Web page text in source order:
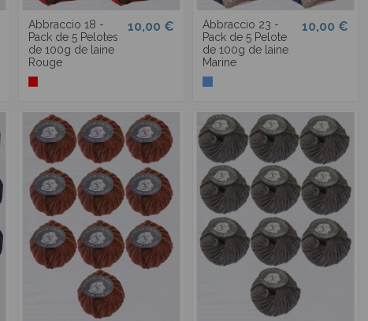
Abbraccio 18 -
Pack de 5 Pelotes
de 100g de laine
Rouge
10,00 €
Abbraccio 23 -
Pack de 5 Pelote
de 100g de laine
Marine
10,00 €